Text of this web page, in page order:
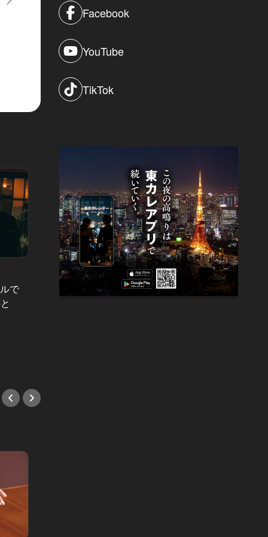
で
慶應義塾のすべて Vol.9
Facebook
YouTube
TikTok